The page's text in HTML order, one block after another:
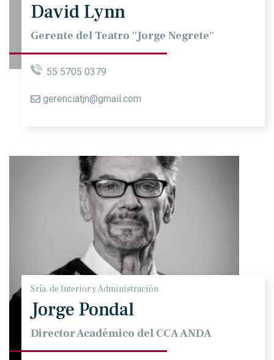
David Lynn
Gerente del Teatro ''Jorge Negrete''
55 5705 0379
gerenciatjn@gmail.com
Sría. de Interior y Administración
Jorge Pondal
Director Académico del CCA ANDA